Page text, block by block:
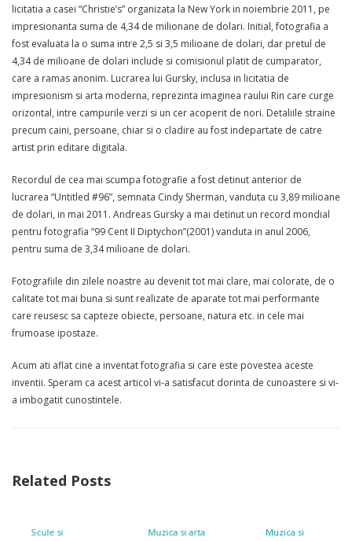
licitatia a casei “Christie’s” organizata la New York in noiembrie 2011, pe
impresionanta suma de 4,34 de milionane de dolari. Initial, fotografia a
fost evaluata la o suma intre 2,5 si 3,5 milioane de dolari, dar pretul de
4,34 de milioane de dolari include si comisionul platit de cumparator,
care a ramas anonim. Lucrarea lui Gursky, inclusa in licitatia de
impresionism si arta moderna, reprezinta imaginea raului Rin care curge
orizontal, intre campurile verzi si un cer acoperit de nori. Detaliile straine
precum caini, persoane, chiar si o cladire au fost indepartate de catre
artist prin editare digitala.
Recordul de cea mai scumpa fotografie a fost detinut anterior de
lucrarea “Untitled #96”, semnata Cindy Sherman, vanduta cu 3,89 milioane
de dolari, in mai 2011. Andreas Gursky a mai detinut un record mondial
pentru fotografia “99 Cent II Diptychon”(2001) vanduta in anul 2006,
pentru suma de 3,34 milioane de dolari.
Fotografiile din zilele noastre au devenit tot mai clare, mai colorate, de o
calitate tot mai buna si sunt realizate de aparate tot mai performante
care reusesc sa capteze obiecte, persoane, natura etc. in cele mai
frumoase ipostaze.
Acum ati aflat cine a inventat fotografia si care este povestea aceste
inventii. Speram ca acest articol vi-a satisfacut dorinta de cunoastere si vi-
a imbogatit cunostintele.
Related Posts
Muzica si arta
Muzica si
Muzica si